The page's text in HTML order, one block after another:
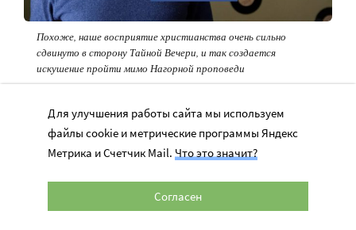
Похоже, наше восприятие христианства очень сильно
сдвинуто в сторону Тайной Вечери, и так создается
искушение пройти мимо Нагорной проповеди
– А были ли люди не из книг, кто значимо повлиял
бы на вас, помог в чем-то разобраться, кому вы
благодарны?
– Были люди, которые отвечали на мои серьезные
Для улучшения работы сайта мы используем
файлы cookie и метрические программы Яндекс
Метрика и Счетчик Mail. Что это значит?
Согласен